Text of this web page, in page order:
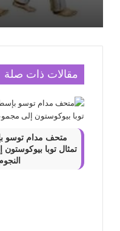
متخصصون في
مقالات ذات صلة
متحف مدام توسو
تمثال توبا